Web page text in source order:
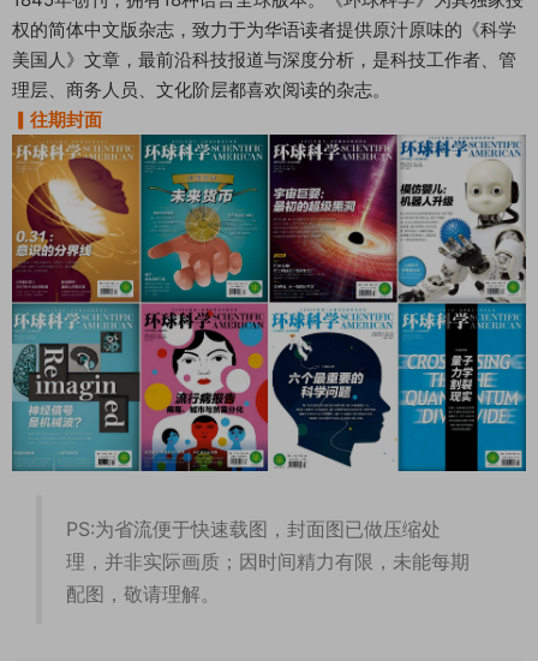
权的简体中文版杂志，致力于为华语读者提供原汁原味的《科学
美国人》文章，最前沿科技报道与深度分析，是科技工作者、管
理层、商务人员、文化阶层都喜欢阅读的杂志。
▎往期封面
PS:为省流便于快速载图，封面图已做压缩处
理，并非实际画质；因时间精力有限，未能每期
配图，敬请理解。